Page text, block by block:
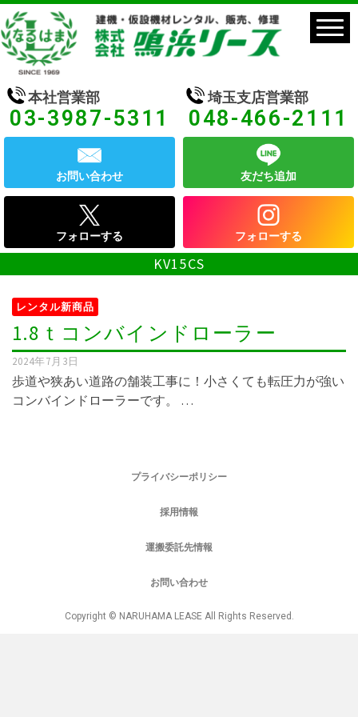
本社営業部
03-3987-5311
埼玉支店営業部
048-466-2111
お問い合わせ 友だち追加
フォローする フォローする
KV15CS
レンタル新商品
1.8ｔコンバインドローラー
2024年7月3日
歩道や狭あい道路の舗装工事に！小さくても転圧力が強い
コンバインドローラーです。 …
プライバシーポリシー
採用情報
運搬委託先情報
お問い合わせ
Copyright © NARUHAMA LEASE All Rights Reserved.